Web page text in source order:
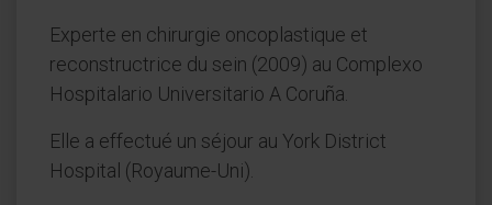
Experte en chirurgie oncoplastique et
reconstructrice du sein (2009) au Complexo
Hospitalario Universitario A Coruña.
Elle a effectué un séjour au York District
Hospital (Royaume-Uni).